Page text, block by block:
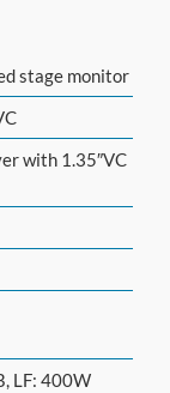
stage monitor
with 1.35″VC
LF: 400W